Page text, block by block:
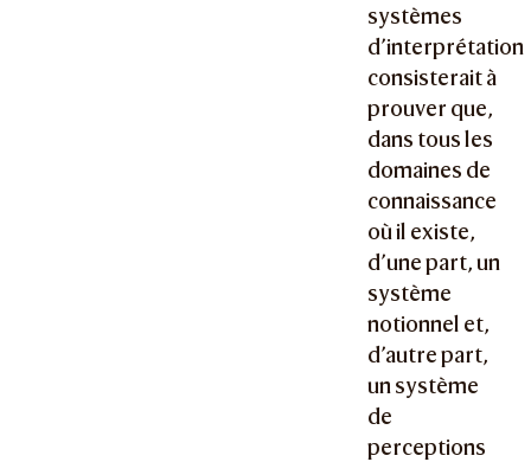
systèmes
d’interprétation
consisterait à
prouver que,
dans tous les
domaines de
connaissance
où il existe,
d’une part, un
système
notionnel et,
d’autre part,
un système
de
perceptions